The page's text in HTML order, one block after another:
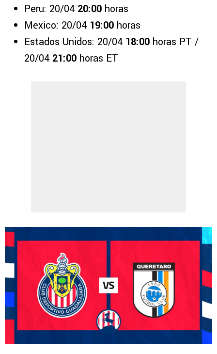
Peru: 20/04 20:00 horas
Mexico: 20/04 19:00 horas
Estados Unidos: 20/04 18:00 horas PT /
20/04 21:00 horas ET